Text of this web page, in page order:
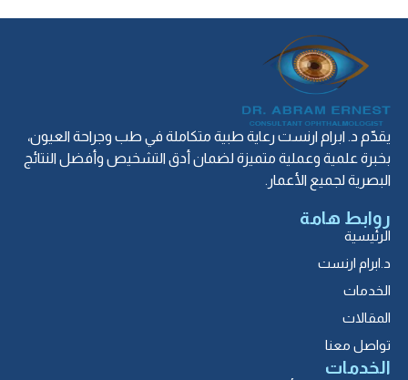
يقدّم د. ابرام ارنست رعاية طبية متكاملة في طب وجراحة العيون،
بخبرة علمية وعملية متميزة لضمان أدق التشخيص وأفضل النتائج
البصرية لجميع الأعمار.
روابط هامة
الرئيسية
د.ابرام ارنست
الخدمات
المقالات
تواصل معنا
الخدمات